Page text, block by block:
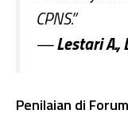
CPNS.”
—Lestari A.,
Penilaian di